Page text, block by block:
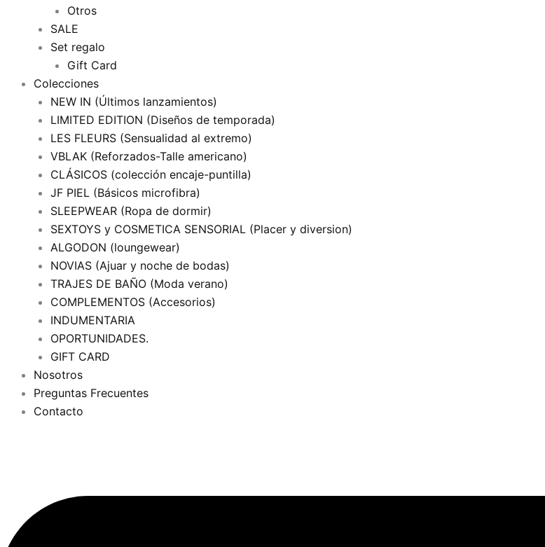
Otros
SALE
Set regalo
Gift Card
Colecciones
NEW IN (Últimos lanzamientos)
LIMITED EDITION (Diseños de temporada)
LES FLEURS (Sensualidad al extremo)
VBLAK (Reforzados-Talle americano)
CLÁSICOS (colección encaje-puntilla)
JF PIEL (Básicos microfibra)
SLEEPWEAR (Ropa de dormir)
SEXTOYS y COSMETICA SENSORIAL (Placer y diversion)
ALGODON (loungewear)
NOVIAS (Ajuar y noche de bodas)
TRAJES DE BAÑO (Moda verano)
COMPLEMENTOS (Accesorios)
INDUMENTARIA
OPORTUNIDADES.
GIFT CARD
Nosotros
Preguntas Frecuentes
Contacto